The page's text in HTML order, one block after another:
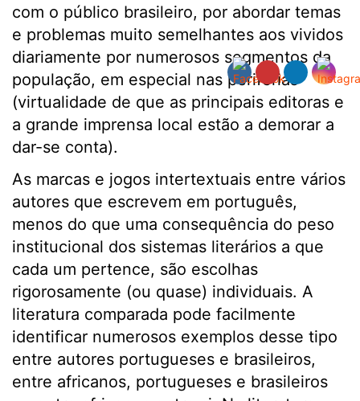
com o público brasileiro, por abordar temas
e problemas muito semelhantes aos vividos
diariamente por numerosos segmentos da
população, em especial nas periferias
(virtualidade de que as principais editoras e
a grande imprensa local estão a demorar a
dar-se conta).
As marcas e jogos intertextuais entre vários
autores que escrevem em português,
menos do que uma consequência do peso
institucional dos sistemas literários a que
cada um pertence, são escolhas
rigorosamente (ou quase) individuais. A
literatura comparada pode facilmente
identificar numerosos exemplos desse tipo
entre autores portugueses e brasileiros,
entre africanos, portugueses e brasileiros